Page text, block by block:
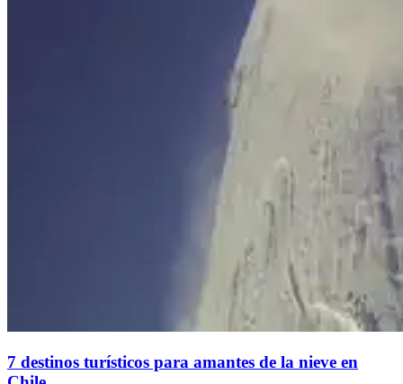
7 destinos turísticos para amantes de la nieve en